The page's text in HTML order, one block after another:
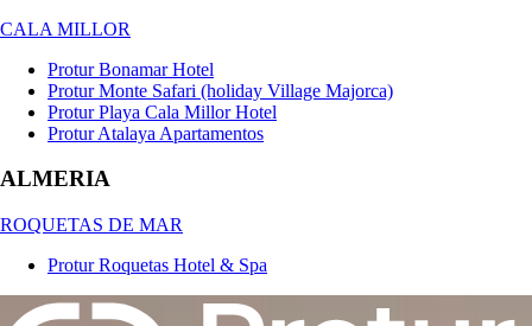
CALA MILLOR
Protur Bonamar Hotel
Protur Monte Safari (holiday Village Majorca)
Protur Playa Cala Millor Hotel
Protur Atalaya Apartamentos
ALMERIA
ROQUETAS DE MAR
Protur Roquetas Hotel & Spa